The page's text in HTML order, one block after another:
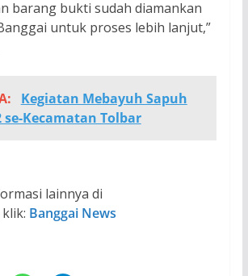
barang bukti sudah diamankan
untuk proses lebih lanjut,”
Kegiatan Mebayuh Sapuh
se-Kecamatan Tolbar
lainnya di
Banggai News